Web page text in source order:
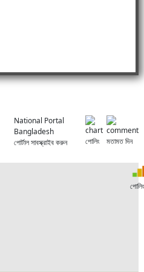
National Portal
Bangladesh
পোর্টাল সাবস্ক্রাইব করুন
পোলিং মতামত দিন
পোলিং